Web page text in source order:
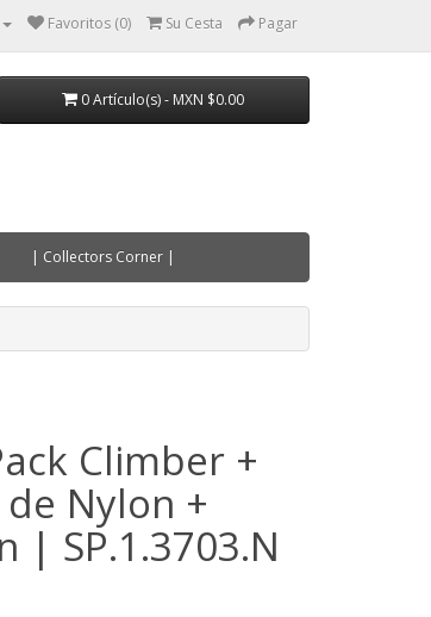
Favoritos (0) Su Cesta Pagar
0 Artículo(s) - MXN $0.00
| Collectors Corner |
Climber +
Nylon +
| SP.1.3703.N